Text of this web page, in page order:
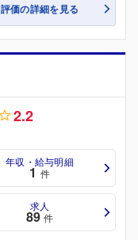
評価の詳細を見る
2.2
年収・給与明細
1 件
求人
89 件